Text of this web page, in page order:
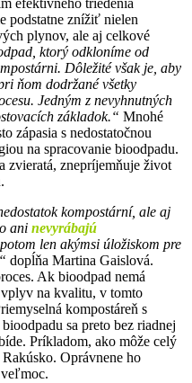
efektívneho triedenia
podstatne znížiť nielen
plynov, ale aj celkové
ktorý odkloníme od
Dôležité však je, aby
ňom dodržané všetky
Jedným z nevyhnutných
základok.“ Mnohé
zápasia s nedostatočnou
na spracovanie bioodpadu.
zvieratá, znepríjemňuje život
kompostární, ale aj
ani nevyrábajú
len akýmsi úložiskom pre
dopĺňa Martina Gaislová.
Ak bioodpad nemá
na kvalitu, v tomto
kompostáreň s
sa preto bez riadnej
Príkladom, ako môže celý
Oprávnene ho